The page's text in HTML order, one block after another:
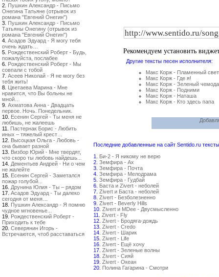
2. Пушкин Александр - Письмо
Онегина Татьяне (отрывок из
романа "Евгений Онегин")
3. Пушкин Александр - Письмо
Татьяны Онегину (отрывок из
романа "Евгений Онегин")
4. Асадов Эдуард - Я могу тебя
очень ждать…
5. Рождественский Роберт - Будь,
пожалуйста, послабее
6. Рождественский Роберт - Мы
совпали с тобой
7. Асеев Николай - Я не могу без
тебя жить!
8. Цветаева Марина - Мне
нравится, что Вы больны не
мной…
9. Ахматова Анна - Двадцать
первое. Ночь. Понедельник.
10. Есенин Сергей - Ты меня не
любишь, не жалеешь
11. Пастернак Борис - Любить
иных – тяжелый крест…
12. Высоцкая Ольга - Любовь -
она бывает разной
13. Визбор Юрий - Мне твердят,
что скоро ты любовь найдешь...
14. Дементьев Андрей - Ни о чем
не жалейте
15. Есенин Сергей - Заметался
пожар голубой...
16. Друнина Юлия - Ты – рядом
17. Асадов Эдуард - Ты далеко
сегодня от меня…
18. Пушкин Александр - Я помню
чудное мгновенье...
19. Рождественский Роберт -
Приходить к тебе
20. Северянин Игорь -
Встречаются, чтоб расставаться
Рекомендуем установить
Другие тексты песен исполнителя:
Макс Корж - Пламенный свет
Макс Корж - Где я!
Макс Корж - Зеленый
Макс Корж - Подними
Макс Корж - Наташа
Макс Корж - Кто здесь папа
Последние добавленные на сайт Sentido.ru
1. Би-2 - Я никому не верю
2. Земфира - Ах
3. Земфира - Почта
4. Земфира - Мелодрама
5. Земфира - Гудбай
6. Баста и Zivert - неболей
7. Zivert и Баста - неболей
8. Zivert - Безболезненно
9. Zivert - Beverly Hills
10. Zivert и MDee - Двусмысленно
11. Zivert - Fly
12. Zivert - Бродяга-дождь
13. Zivert - Credo
14. Zivert - Шарик
15. Zivert - Life
16. Zivert - Ещё хочу
17. Zivert - Зеленые волны
18. Zivert - Сияй
19. Zivert - Океан
20. Полина Гагарина - Смотри